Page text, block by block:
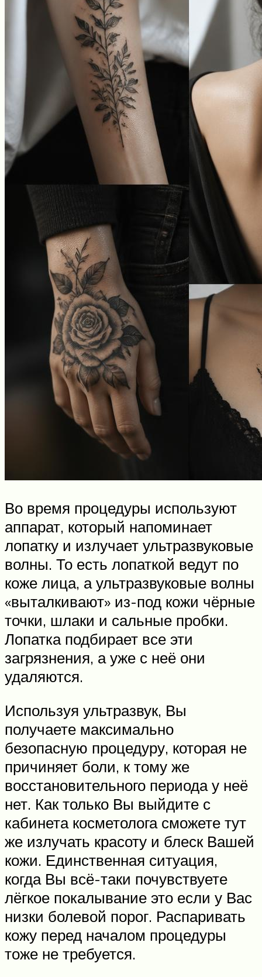
Во время процедуры используют
аппарат, который напоминает
лопатку и излучает ультразвуковые
волны. То есть лопаткой ведут по
коже лица, а ультразвуковые волны
«выталкивают» из-под кожи чёрные
точки, шлаки и сальные пробки.
Лопатка подбирает все эти
загрязнения, а уже с неё они
удаляются.
Используя ультразвук, Вы
получаете максимально
безопасную процедуру, которая не
причиняет боли, к тому же
восстановительного периода у неё
нет. Как только Вы выйдите с
кабинета косметолога сможете тут
же излучать красоту и блеск Вашей
кожи. Единственная ситуация,
когда Вы всё-таки почувствуете
лёгкое покалывание это если у Вас
низки болевой порог. Распаривать
кожу перед началом процедуры
тоже не требуется.